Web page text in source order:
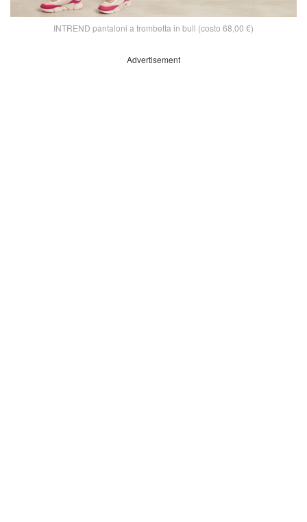
INTREND pantaloni a trombetta in bull (costo 68,00 €)
Advertisement